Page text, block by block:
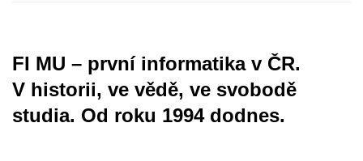
FI MU – první informatika v ČR.
V historii, ve vědě, ve svobodě
studia. Od roku 1994 dodnes.